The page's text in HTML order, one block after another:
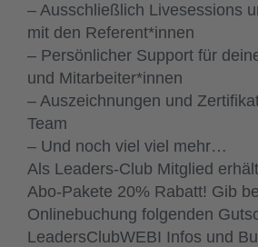
– Ausschließlich Livesessions
mit den Referent*innen
– Persönlicher Support für
und Mitarbeiter*innen
– Auszeichnungen und
Team
– Und noch viel viel mehr…
Als Leaders-Club Mitglied
Abo-Pakete 20% Rabatt! Gib
Onlinebuchung folgenden
LeadersClubWEBI Infos und